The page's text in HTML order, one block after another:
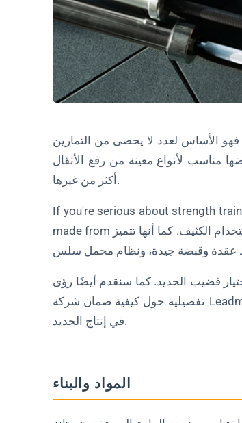
لماذا تختار ليدمان فيتنس؟
للجودة الفائقة والقدرة على تحمل التكاليف
2. قدرات البحث والتطوير القوية
3. خدمات التخصيص
5. الاستدامة والابتكار
الخاتمة
المواد المستخدمة في صناعة الحديد؟
2. كيف أختار طول قضيب الحديد المناسب؟
3. ما هو التخريش ولماذا هو مهم؟
الحفاظ على قضيب الحديد الخاص بي؟
الفرق بين الحديد الأولمبي والحديد القياسي؟
فهو الأساس لعدد لا يحصى من التمارين
مناسب لأنواع معينة من رفع الأثقال
أكثر من غيرها.
If you're serious about strength
made from الكثيف. كما أنها تتميز
قضيب الحديد. كما سنقدم أيضًا رؤى
تفصيلية حول كيفية ضمان شركة Leadman Fitness، الرائدة في تصنيع معدات اللياقة البدنية، لأعلى معايير الجودة
في إنتاج الحديد.
المواد والبناء